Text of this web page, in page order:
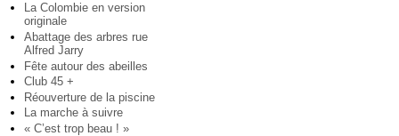
La Colombie en version
originale
Abattage des arbres rue
Alfred Jarry
Fête autour des abeilles
Club 45 +
Réouverture de la piscine
La marche à suivre
« C’est trop beau ! »